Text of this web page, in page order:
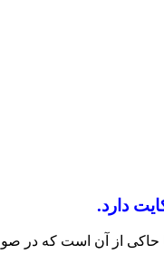
حاکی از آن است که در